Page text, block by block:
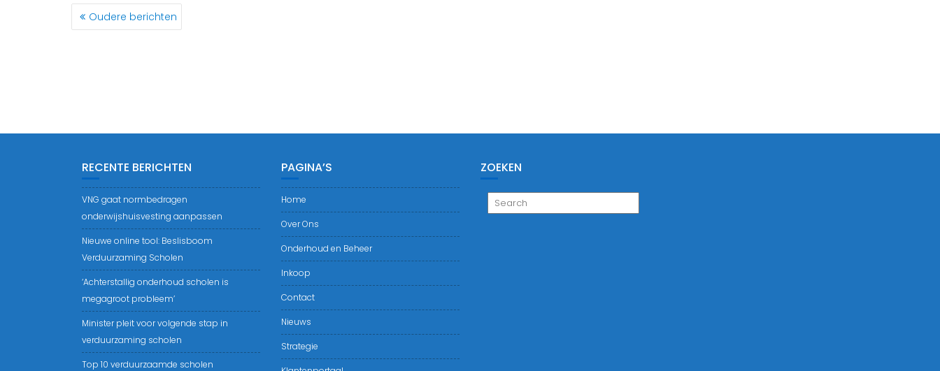
BERICHTEN
NAVIGATIE
Oudere berichten
RECENTE BERICHTEN
VNG gaat normbedragen
onderwijshuisvesting aanpassen
Nieuwe online tool: Beslisboom
Verduurzaming Scholen
‘Achterstallig onderhoud scholen is
megagroot probleem’
Minister pleit voor volgende stap in
verduurzaming scholen
Top 10 verduurzaamde scholen
PAGINA’S
Home
Over Ons
Onderhoud en Beheer
Inkoop
Contact
Nieuws
Strategie
ZOEKEN